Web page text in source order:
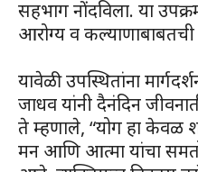
सहभाग नोंदविला. या
आरोग्य व
यावेळी उपस्थितांना
जाधव यांनी दैनंदिन
ते म्हणाले, “योग हा केवळ
मन आणि आत्मा यांचा